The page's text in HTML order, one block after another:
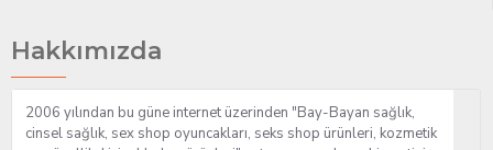
Hakkımızda
2006 yılından bu güne internet üzerinden "Bay-Bayan sağlık,
cinsel sağlık, sex shop oyuncakları, seks shop ürünleri, kozmetik